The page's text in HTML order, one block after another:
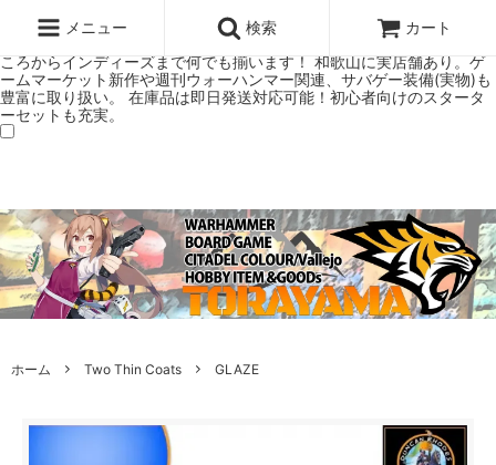
ミアムショップTORAYAMA。通販・オンラインショップです！ ウォー
ハンマーとボードゲームのことなら当店へ！ボードゲームもメジャーど
ころからインディーズまで何でも揃います！ 和歌山に実店舗あり。ゲ
ームマーケット新作や週刊ウォーハンマー関連、サバゲー装備(実物)も
豊富に取り扱い。 在庫品は即日発送対応可能！初心者向けのスタータ
ーセットも充実。
メニュー 検索 カート
ホーム Two Thin Coats GLAZE